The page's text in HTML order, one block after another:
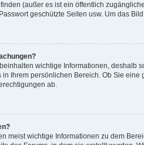
(außer es ist ein öffentlich
geschützte Seiten usw. Um das
wichtige Informationen, deshalb
Ihrem persönlichen Bereich. Ob Sie
ab.
meist wichtige Informationen zu dem